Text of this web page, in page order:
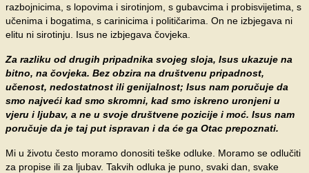
razbojnicima, s lopovima i sirotinjom, s gubavcima i probisvijetima, s
učenima i bogatima, s carinicima i političarima. On ne izbjegava ni
elitu ni sirotinju. Isus ne izbjegava čovjeka.
Za razliku od drugih pripadnika svojeg sloja, Isus ukazuje na
bitno, na čovjeka. Bez obzira na društvenu pripadnost,
učenost, nedostatnost ili genijalnost; Isus nam poručuje da
smo najveći kad smo skromni, kad smo iskreno uronjeni u
vjeru i ljubav, a ne u svoje društvene pozicije i moć. Isus nam
poručuje da je taj put ispravan i da će ga Otac prepoznati.
Mi u životu često moramo donositi teške odluke. Moramo se odlučiti
za propise ili za ljubav. Takvih odluka je puno, svaki dan, svake